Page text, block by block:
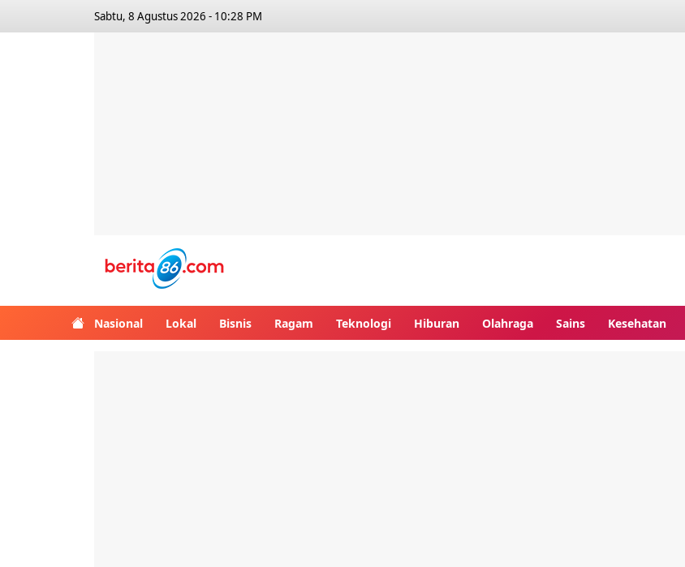
Sabtu, 8 Agustus 2026 - 10:28 PM
Nasional Lokal Bisnis Ragam Teknologi Hiburan Olahraga Sains Kesehatan